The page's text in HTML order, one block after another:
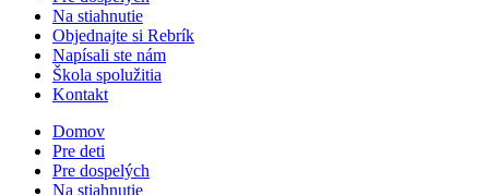
Na stiahnutie
Objednajte si Rebrík
Napísali ste nám
Škola spolužitia
Kontakt
Domov
Pre deti
Pre dospelých
Na stiahnutie